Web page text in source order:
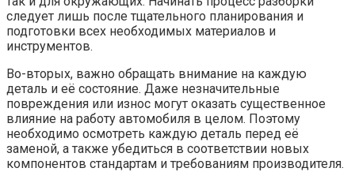
следует лишь после тщательного планирования и
подготовки всех необходимых материалов и
инструментов.
Во-вторых, важно обращать внимание на каждую
деталь и её состояние. Даже незначительные
повреждения или износ могут оказать существенное
влияние на работу автомобиля в целом. Поэтому
необходимо осмотреть каждую деталь перед её
заменой, а также убедиться в соответствии новых
компонентов стандартам и требованиям производителя.